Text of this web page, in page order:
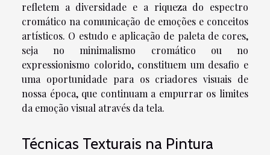
refletem a diversidade e a riqueza do espectro
cromático na comunicação de emoções e conceitos
artísticos. O estudo e aplicação de paleta de cores,
seja no minimalismo cromático ou no
expressionismo colorido, constituem um desafio e
uma oportunidade para os criadores visuais de
nossa época, que continuam a empurrar os limites
da emoção visual através da tela.
Técnicas Texturais na Pintura